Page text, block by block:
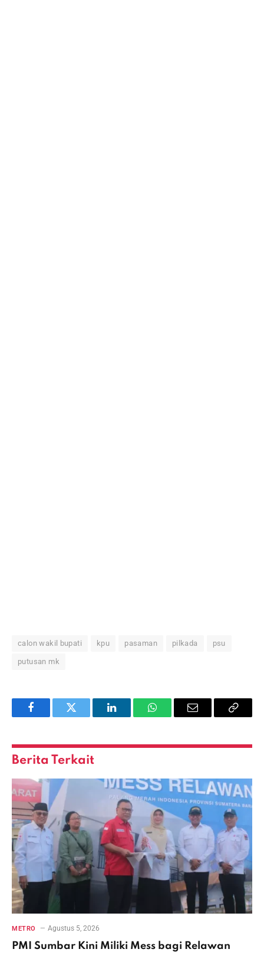
calon wakil bupati kpu pasaman pilkada psu
putusan mk
FacebookTwitter LinkedInWhatsAppEmail
Copy
Berita Terkait
METRO Agustus 5, 2026
PMI Sumbar Kini Miliki Mess bagi Relawan